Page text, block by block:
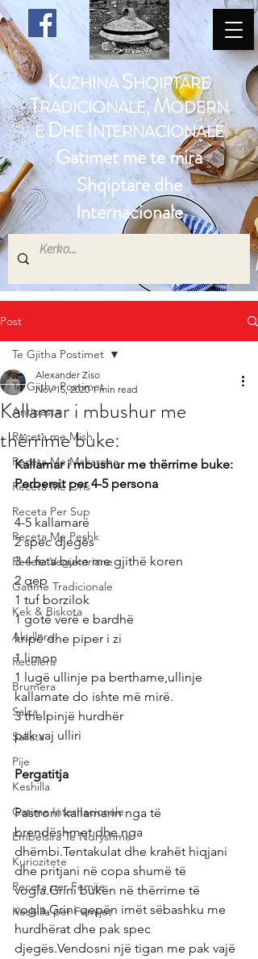
KUZHINASHQIPTARE
TRADICIONALE, MODERN
EDHE INTERNACIONALE
Gatimet me te mira
Shqiptare dhe
Internacionale
Post
Te Gjitha Postimet
Antipasta
Receta me Mish
Receta Me Makarona
Receta Me Oris
Receta Per Sup
Receta Me Peshk
Receta Vegjetariane
Gatime Tradicionale
Kek & Biskota
Akullore
Recelera
Brumera
Salca
Sallata
Pije
Keshilla
Gatime Internacionale
Embelsira Te Ndryshme
Kuriozitete
Receta per Femije
Keshilla per Femijet
Te Gjitha Postimet
Kallamar i mbushur me
thërrime buke:
Alexander Ziso
Nov 15, 2020 1 min read
Kallamar i mbushur me thërrime buke:
Perbersit per 4-5 persona
4-5 kallamarë
2 spec djegës
3-4 feta buke me gjithë koren
2 qep
1 tuf borzilok
1 gotë verë e bardhë
kripë dhe piper i zi
1 limon
1 lugë ullinje pa berthame,ullinje
kallamate do ishte më mirë.
3 thelpinjë hurdhër
pak vaj ulliri
Pergatitja
Pastroni kallamarin nga të
brendëshmet dhe nga
dhëmbi.Tentakulat dhe krahët hiqjani
dhe pritjani në copa shumë të
vogla.Grini bukën në thërrime të
vogla.Grini qepën imët sëbashku me
hurdhërat dhe pak spec
djegës.Vendosni një tigan me pak vajë